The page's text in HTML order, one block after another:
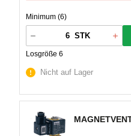
Minimum (6)
STK
Losgröße 6
Nicht auf Lager